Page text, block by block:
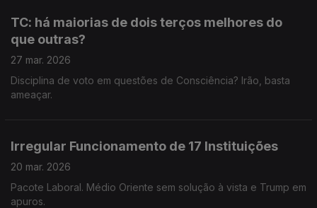
TC: há maiorias de dois terços melhores do
que outras?
27 mar. 2026
Disciplina de voto em questões de Consciência? Irão, basta
ameaçar.
Irregular Funcionamento de 17 Instituições
20 mar. 2026
Pacote Laboral. Médio Oriente sem solução à vista e Trump em
apuros.